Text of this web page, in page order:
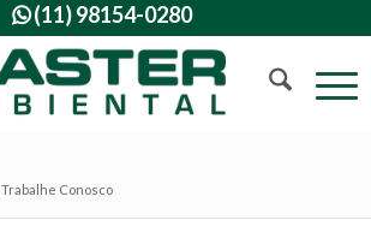
(11) 98154-0280
Trabalhe Conosco